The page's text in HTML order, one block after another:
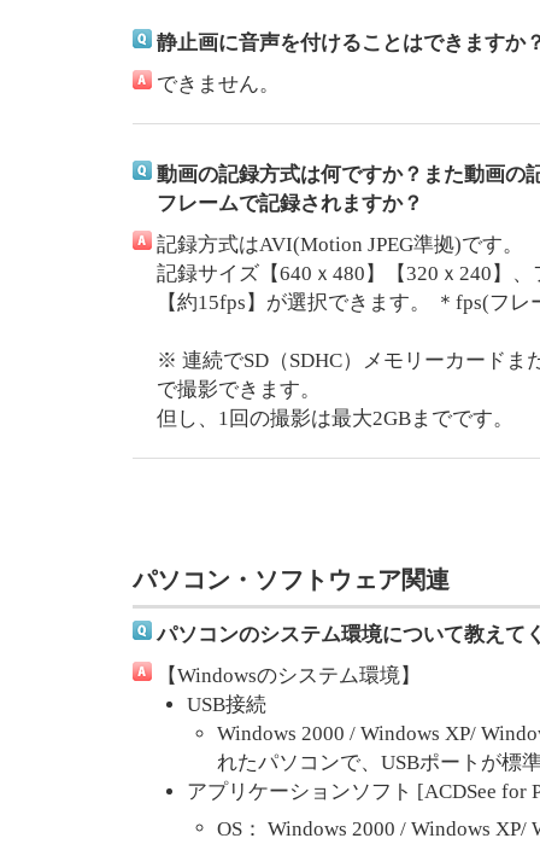
静止画に音声を付けることはできますか
できません。
動画の記録方式は何ですか？また動画の
フレームで記録されますか？
記録方式はAVI(Motion JPEG準拠)です。
記録サイズ【640ｘ480】【320ｘ240】
【約15fps】が選択できます。 ＊fps(フレ
※ 連続でSD（SDHC）メモリーカードま
で撮影できます。
但し、1回の撮影は最大2GBまでです。
パソコン・ソフトウェア関連
パソコンのシステム環境について教えて
【Windowsのシステム環境】
USB接続
Windows 2000 / Windows XP/
れたパソコンで、USBポートが標
アプリケーションソフト [ACDSee for
OS： Windows 2000 / Windows XP/